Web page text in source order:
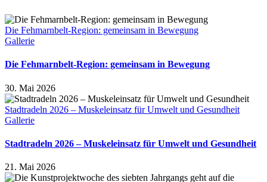
Die Fehmarnbelt-Region: gemeinsam in Bewegung
Gallerie
Die Fehmarnbelt-Region: gemeinsam in Bewegung
30. Mai 2026
Stadtradeln 2026 – Muskeleinsatz für Umwelt und Gesundheit
Gallerie
Stadtradeln 2026 – Muskeleinsatz für Umwelt und Gesundheit
21. Mai 2026